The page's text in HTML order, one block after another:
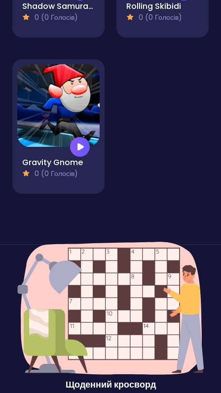
Shadow Samurai Ninja
0 (0 Голосів)
Rolling Skibidi
0 (0 Голосів)
Gravity Gnome
0 (0 Голосів)
Щоденний кросворд